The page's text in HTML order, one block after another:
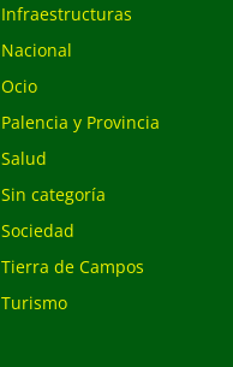
Infraestructuras
Nacional
Ocio
Palencia y Provincia
Salud
Sin categoría
Sociedad
Tierra de Campos
Turismo